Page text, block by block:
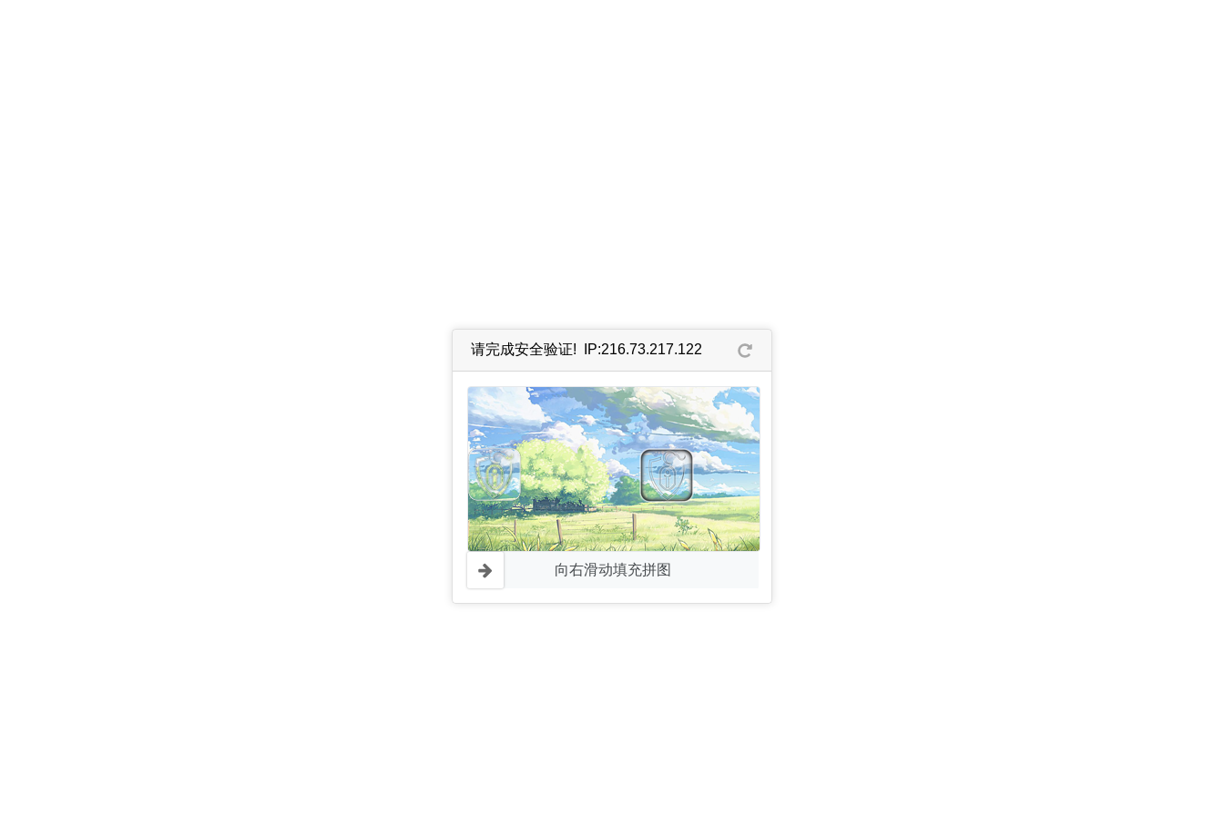
请完成安全验证! IP:216.73.217.122
向右滑动填充拼图